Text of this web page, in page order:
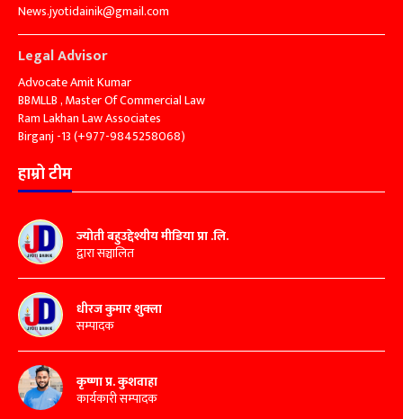
News.jyotidainik@gmail.com
Legal Advisor
Advocate Amit Kumar
BBMLLB , Master Of Commercial Law
Ram Lakhan Law Associates
Birganj -13 (+977-9845258068)
हाम्रो टीम
ज्योती बहुउद्देश्यीय मीडिया प्रा .लि.
द्वारा सञ्चालित
धीरज कुमार शुक्ला
सम्पादक
कृष्णा प्र. कुशवाहा
कार्यकारी सम्पादक